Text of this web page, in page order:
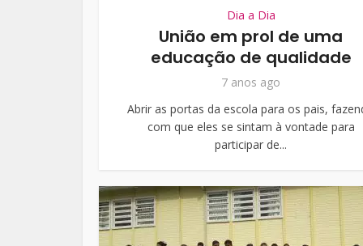
Dia a Dia
União em prol de uma
educação de qualidade
7 anos ago
Abrir as portas da escola para os pais,
com que eles se sintam à vontade para
participar de...